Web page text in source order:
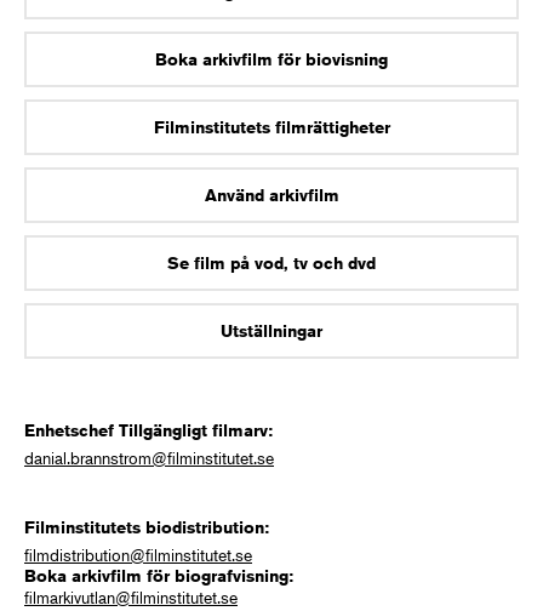
Boka arkivfilm för biovisning
Filminstitutets filmrättigheter
Använd arkivfilm
Se film på vod, tv och dvd
Utställningar
Enhetschef Tillgängligt filmarv:
danial.brannstrom@filminstitutet.se
Filminstitutets biodistribution:
filmdistribution@filminstitutet.se
Boka arkivfilm för biografvisning:
filmarkivutlan@filminstitutet.se